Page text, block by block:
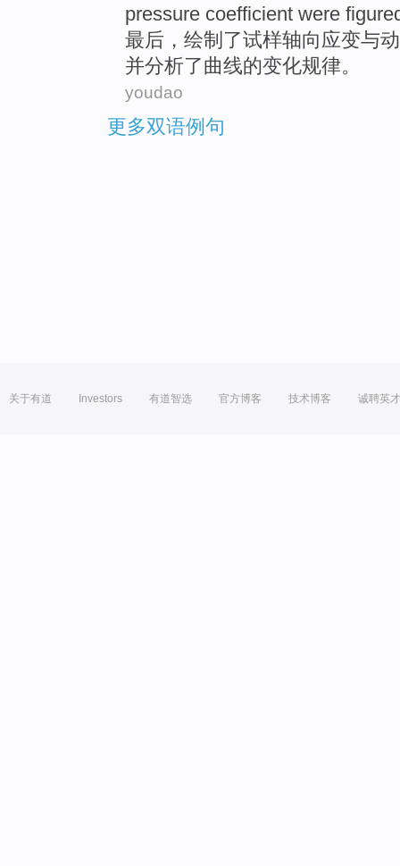
pressure coefficient were
最后 ，绘制 了试样轴向应变与动
并分析了曲线的变化规律。
youdao
更多双语例句
关于有道 Investors 有道智选 官方博客 技术博客 诚聘英才